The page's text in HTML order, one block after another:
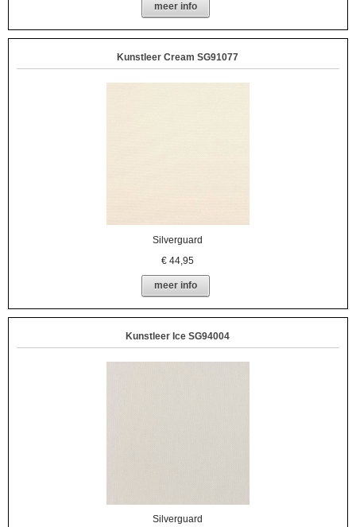
meer info
Kunstleer Cream SG91077
Silverguard
€44,95
meer info
Kunstleer Ice SG94004
Silverguard